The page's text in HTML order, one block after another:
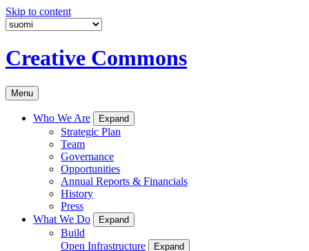
Skip to content
Creative Commons
Menu
Who We Are Expand
Strategic Plan
Team
Governance
Opportunities
Annual Reports & Financials
History
Press
What We Do
Expand
Build
Open Infrastructure
Expand